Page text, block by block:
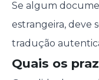
Se algum
estrangeira, deve
tradução
Quais os